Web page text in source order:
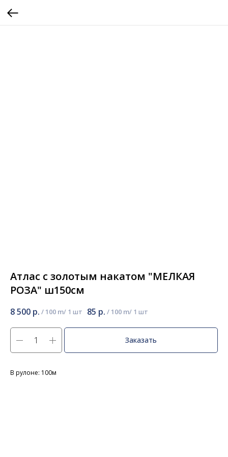
Атлас с золотым накатом "МЕЛКАЯ
РОЗА" ш150см
8 500 р. / 100 m 85 р. / 100 m
Заказать
В рулоне: 100м